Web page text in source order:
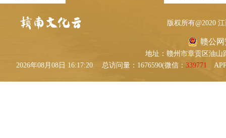
版权所有@2020
赣公网
地址：赣州市章贡区油山
2026年08月08日 16:17:21
总访问量：1676590(微信： 339771